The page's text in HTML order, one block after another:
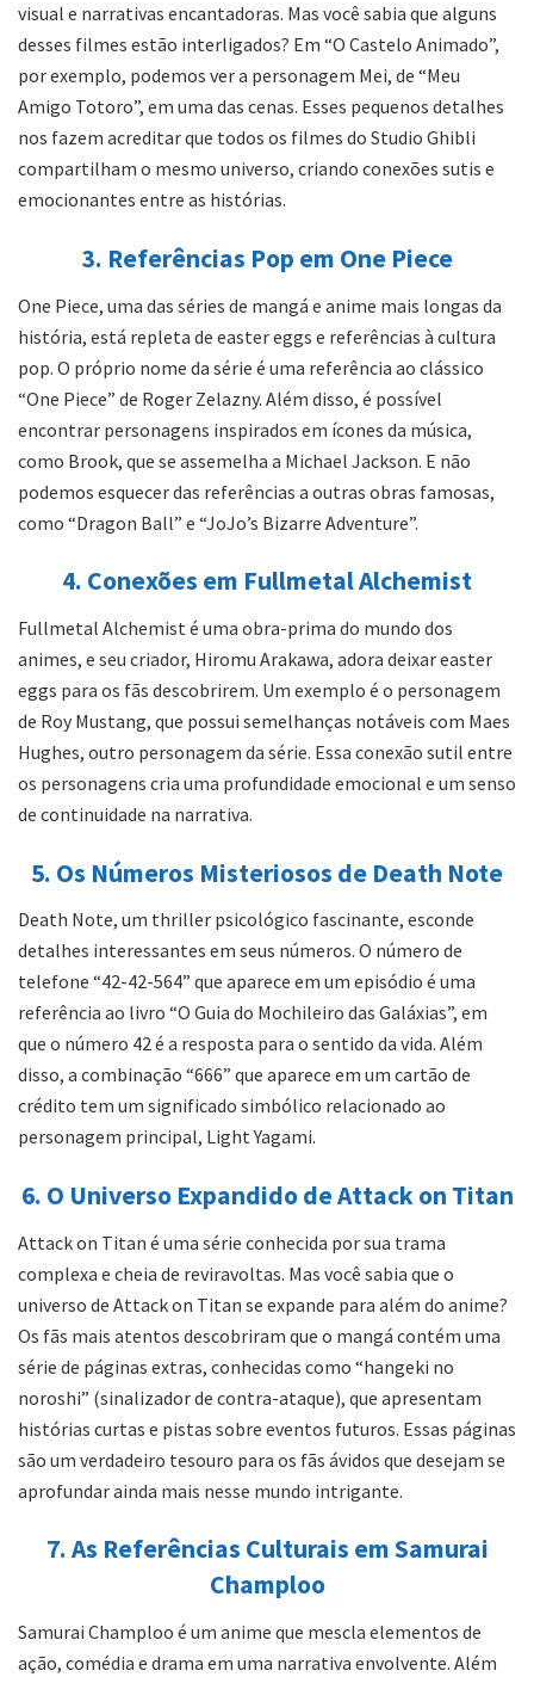
visual e narrativas encantadoras. Mas você sabia que alguns
desses filmes estão interligados? Em “O Castelo Animado”,
por exemplo, podemos ver a personagem Mei, de “Meu
Amigo Totoro”, em uma das cenas. Esses pequenos detalhes
nos fazem acreditar que todos os filmes do Studio Ghibli
compartilham o mesmo universo, criando conexões sutis e
emocionantes entre as histórias.
3. Referências Pop em One Piece
One Piece, uma das séries de mangá e anime mais longas da
história, está repleta de easter eggs e referências à cultura
pop. O próprio nome da série é uma referência ao clássico
“One Piece” de Roger Zelazny. Além disso, é possível
encontrar personagens inspirados em ícones da música,
como Brook, que se assemelha a Michael Jackson. E não
podemos esquecer das referências a outras obras famosas,
como “Dragon Ball” e “JoJo’s Bizarre Adventure”.
4. Conexões em Fullmetal Alchemist
Fullmetal Alchemist é uma obra-prima do mundo dos
animes, e seu criador, Hiromu Arakawa, adora deixar easter
eggs para os fãs descobrirem. Um exemplo é o personagem
de Roy Mustang, que possui semelhanças notáveis com Maes
Hughes, outro personagem da série. Essa conexão sutil entre
os personagens cria uma profundidade emocional e um senso
de continuidade na narrativa.
5. Os Números Misteriosos de Death Note
Death Note, um thriller psicológico fascinante, esconde
detalhes interessantes em seus números. O número de
telefone “42-42-564” que aparece em um episódio é uma
referência ao livro “O Guia do Mochileiro das Galáxias”, em
que o número 42 é a resposta para o sentido da vida. Além
disso, a combinação “666” que aparece em um cartão de
crédito tem um significado simbólico relacionado ao
personagem principal, Light Yagami.
6. O Universo Expandido de Attack on Titan
Attack on Titan é uma série conhecida por sua trama
complexa e cheia de reviravoltas. Mas você sabia que o
universo de Attack on Titan se expande para além do anime?
Os fãs mais atentos descobriram que o mangá contém uma
série de páginas extras, conhecidas como “hangeki no
noroshi” (sinalizador de contra-ataque), que apresentam
histórias curtas e pistas sobre eventos futuros. Essas páginas
são um verdadeiro tesouro para os fãs ávidos que desejam se
aprofundar ainda mais nesse mundo intrigante.
7. As Referências Culturais em Samurai
Champloo
Samurai Champloo é um anime que mescla elementos de
ação, comédia e drama em uma narrativa envolvente. Além